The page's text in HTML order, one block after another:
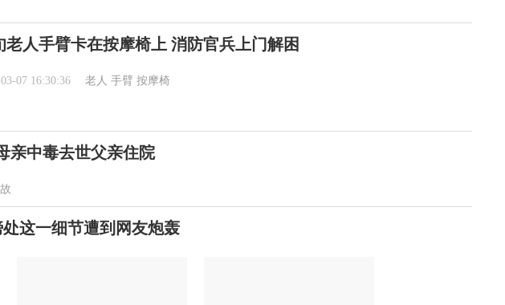
老人手臂卡在按摩椅上 消防官兵上门解困
07 16:30:36 老人 手臂 按摩椅
亲中毒去世父亲住院
这一细节遭到网友炮轰